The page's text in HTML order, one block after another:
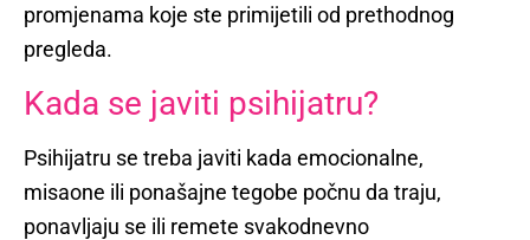
promjenama koje ste primijetili od prethodnog
pregleda.
Kada se javiti psihijatru?
Psihijatru se treba javiti kada emocionalne,
misaone ili ponašajne tegobe počnu da traju,
ponavljaju se ili remete svakodnevno